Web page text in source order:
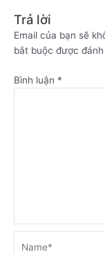
Trả lời
Email của bạn sẽ
bắt buộc được đánh
Bình luận *